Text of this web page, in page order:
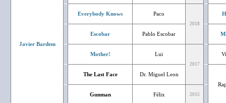
Javier Bardem
Everybody Knows Paco
2018
Escobar Pablo Escobar
Mother! Lui
2017
The Last Face
Dr. Miguel Leon
Gunman
Félix 2015